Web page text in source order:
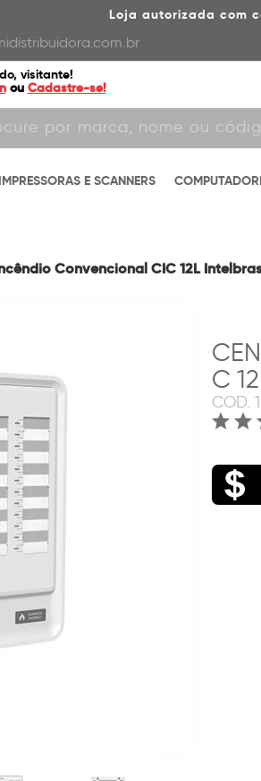
Loja autorizada com
visitante!
ou Cadastre-se!
IMPRESSORAS E SCANNERS
Convencional CIC 12L Intelbras
C
COD.